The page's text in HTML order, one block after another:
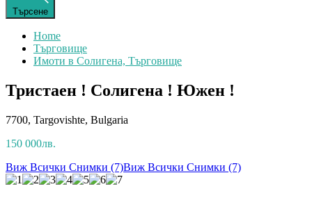
Търсене
Home
Търговище
Имоти в Солигена, Търговище
Тристаен ! Солигена ! Южен !
7700, Targovishte, Bulgaria
150 000лв.
Виж Всички Снимки (7)Виж Всички Снимки (7)